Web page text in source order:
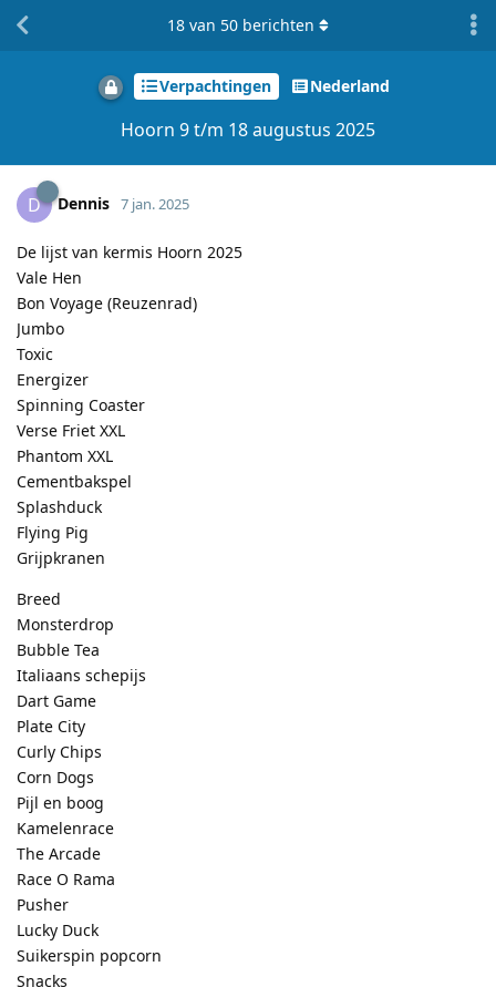
Verpachtingen Nederland
Hoorn 9 t/m 18 augustus 2025
18 van 50 berichten
D Dennis 7 jan. 2025
De lijst van kermis Hoorn 2025
Vale Hen
Bon Voyage (Reuzenrad)
Jumbo
Toxic
Energizer
Spinning Coaster
Verse Friet XXL
Phantom XXL
Cementbakspel
Splashduck
Flying Pig
Grijpkranen
Breed
Monsterdrop
Bubble Tea
Italiaans schepijs
Dart Game
Plate City
Curly Chips
Corn Dogs
Pijl en boog
Kamelenrace
The Arcade
Race O Rama
Pusher
Lucky Duck
Suikerspin popcorn
Snacks